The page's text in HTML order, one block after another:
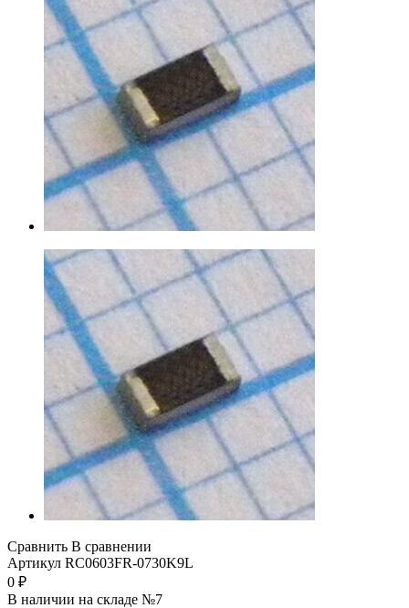
Сравнить В сравнении
Артикул RC0603FR-0730K9L
0 ₽
В наличии на складе №7